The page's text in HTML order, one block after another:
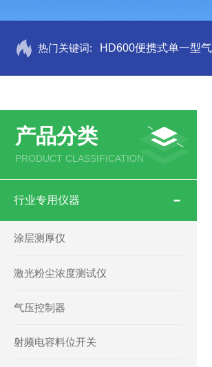
热门关键词: HD600便携式单一型
产品分类
PRODUCT CLASSIFICATION
行业专用仪器
涂层测厚仪
激光粉尘浓度测试仪
气压控制器
射频电容料位开关